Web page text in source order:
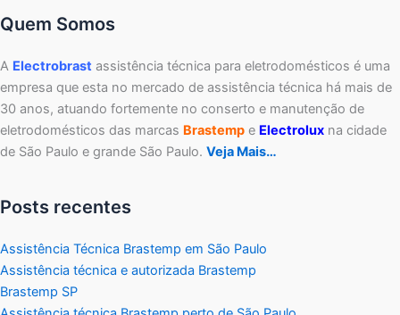
Quem Somos
A Electrobrast assistência técnica para eletrodomésticos é uma
empresa que esta no mercado de assistência técnica há mais de
30 anos, atuando fortemente no conserto e manutenção de
eletrodomésticos das marcas Brastemp e Electrolux na cidade
de São Paulo e grande São Paulo. Veja Mais…
Posts recentes
Assistência Técnica Brastemp em São Paulo
Assistência técnica e autorizada Brastemp
Brastemp SP